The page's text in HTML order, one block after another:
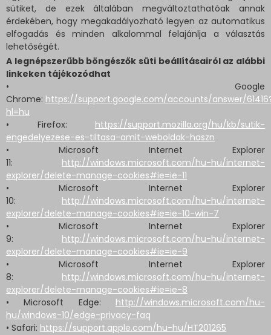
sütiket, de ezek általában megváltoztathatóak annak
érdekében, hogy megakadályozható legyen az automatikus
elfogadás és minden alkalommal felajánlja a választás
lehetőségét.
A legnépszerűbb böngészők süti beállításairól az alábbi
linkeken tájékozódhat
• Google
Chrome: https://support.google.com/accounts/answer/
hl=hu
• Firefox: https://support.mozilla.org/hu/kb/sutik-
engedelyezese-es-tiltasa-amit-weboldak-haszn
• Microsoft Internet Explorer
11: http://windows.microsoft.com/hu-hu/internet-
explorer/delete-manage-cookies#ie=ie-11
• Microsoft Internet Explorer
10: http://windows.microsoft.com/hu-hu/internet-
explorer/delete-manage-cookies#ie=ie-10-win-7
• Microsoft Internet Explorer
9: http://windows.microsoft.com/hu-hu/internet-
explorer/delete-manage-cookies#ie=ie-9
• Microsoft Internet Explorer
8: http://windows.microsoft.com/hu-hu/internet-
explorer/delete-manage-cookies#ie=ie-8
• Microsoft Edge: http://windows.microsoft.com/hu-
hu/windows-10/edge-privacy-faq
• Safari: https://support.apple.com/hu-hu/HT201265